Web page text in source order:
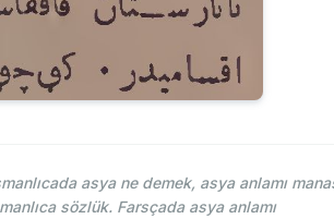
asya ne demek, asya anlamı
sözlük. Farsçada asya anlamı